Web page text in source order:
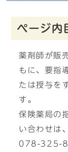
ページ内
薬剤師が販
もに、要指
たは授与を
す。
保険薬局の
い合わせは
078-325-